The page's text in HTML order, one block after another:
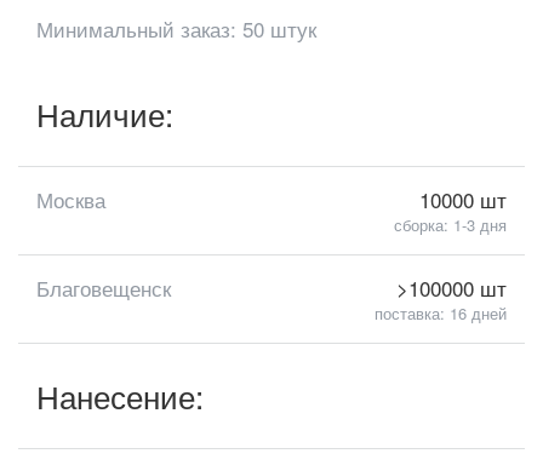
Минимальный заказ: 50 штук
Наличие:
Москва 10000 шт
сборка: 1-3 дня
Благовещенск >100000 шт
поставка: 16 дней
Нанесение: